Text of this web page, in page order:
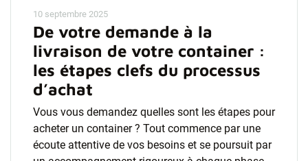
10 septembre 2025
De votre demande à la
livraison de votre container :
les étapes clefs du processus
d’achat
Vous vous demandez quelles sont les étapes pour
acheter un container ? Tout commence par une
écoute attentive de vos besoins et se poursuit par